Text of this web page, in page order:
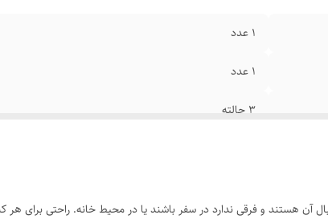
1 عدد
1 عدد
3 حالته
هستند و فرقی ندارد در سفر باشند یا در محیط خانه. راحتی برای هر